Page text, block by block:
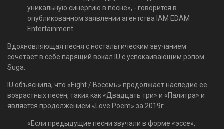
уникальную синергию в песне», - говорится в
опубликованном заявлении агентства IAM EDAM
Entertainment.
Вдохновляющая песня с ностальгическим звучанием
сочетает в себе парящий вокал IU с успокаивающим рэпом
Suga.
IU объяснила, что «Eight / Восемь» продолжает наследие ее
возрастных песен, таких как «Двадцать три» и «Палитра» и
является продолжением «Love Poem» за 2019г.
«Если предыдущие песни звучали в форме «эссе»,